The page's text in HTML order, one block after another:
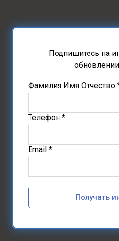
Подпишитесь на
Фамилия Имя Отчество
Телефон *
Email *
Получать